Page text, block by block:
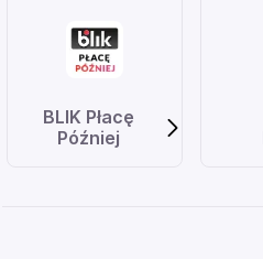
BLIK Płacę
Później